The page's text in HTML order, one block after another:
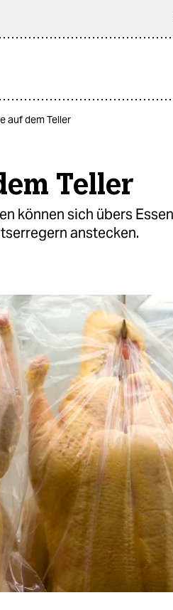
auf dem Teller
Teller
können sich übers
anstecken.